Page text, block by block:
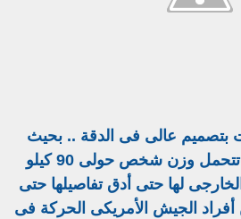
بتصميم عالى فى الدقة .. بحيث
تكون البدلة الحديدية تتحمل وزن شخص حولى 90 كيلو
لها حتى أدق تفاصيلها حتى
الجيش الأمريكى الحركة فى